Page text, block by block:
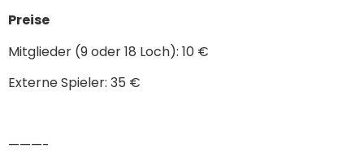
Preise
Mitglieder (9 oder 18 Loch): 10 €
Externe Spieler: 35 €
———-